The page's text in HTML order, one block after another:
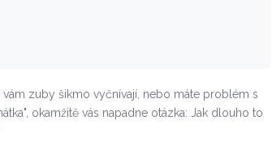
vám zuby šikmo vyčnívají, nebo máte problém s
okamžitě vás napadne otázka: Jak dlouho to